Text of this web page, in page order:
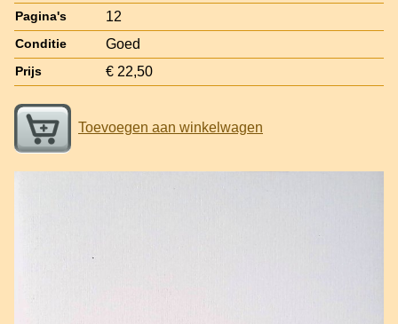
Pagina's 12
Conditie Goed
Prijs € 22,50
Toevoegen aan winkelwagen